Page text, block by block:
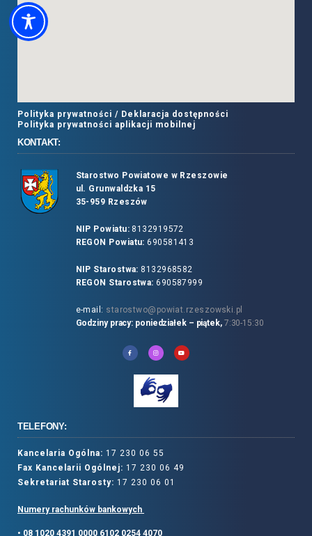
Polityka prywatności / Deklaracja dostępności
Polityka prywatności aplikacji mobilnej
KONTAKT:
Starostwo Powiatowe w Rzeszowie
ul. Grunwaldzka 15
35-959 Rzeszów
NIP Powiatu:8132919572
REGON Powiatu: 690581413
NIP Starostwa: 8132968582
REGON Starostwa: 690587999
e-mail: starostwo@powiat.rzeszowski.pl
Godziny pracy: poniedziałek – piątek, 7:30-15:30
TELEFONY:
Kancelaria Ogólna: 17 230 06 55
Fax Kancelarii Ogólnej: 17 230 06 49
Sekretariat Starosty: 17 230 06 01
Numery rachunków bankowych
• 08 1020 4391 0000 6102 0254 4070